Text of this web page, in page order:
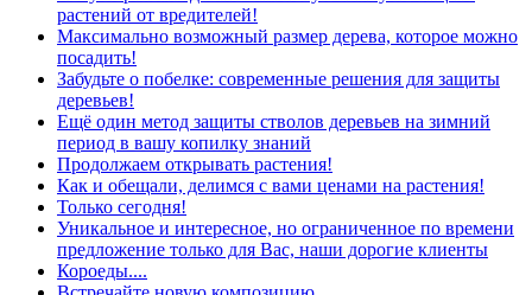
растений от вредителей!
Максимально возможный размер дерева, которое можно
посадить!
Забудьте о побелке: современные решения для защиты
деревьев!
Ещё один метод защиты стволов деревьев на зимний
период в вашу копилку знаний
Продолжаем открывать растения!
Как и обещали, делимся с вами ценами на растения!
Только сегодня!
Уникальное и интересное, но ограниченное по времени
предложение только для Вас, наши дорогие клиенты
Короеды....